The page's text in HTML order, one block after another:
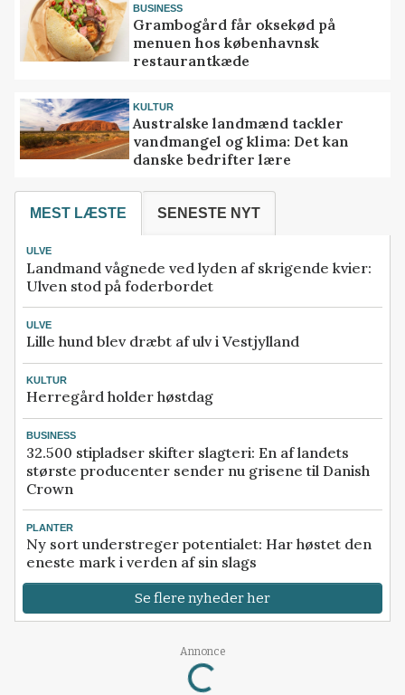
BUSINESS
Grambogård får oksekød på
menuen hos københavnsk
restaurantkæde
KULTUR
Australske landmænd tackler
vandmangel og klima: Det kan
danske bedrifter lære
MEST LÆSTE SENESTE NYT
ULVE
Landmand vågnede ved lyden af skrigende kvier:
Ulven stod på foderbordet
ULVE
Lille hund blev dræbt af ulv i Vestjylland
KULTUR
Herregård holder høstdag
BUSINESS
32.500 stipladser skifter slagteri: En af landets
største producenter sender nu grisene til Danish
Crown
PLANTER
Ny sort understreger potentialet: Har høstet den
eneste mark i verden af sin slags
Se flere nyheder her
Annonce
Loading...